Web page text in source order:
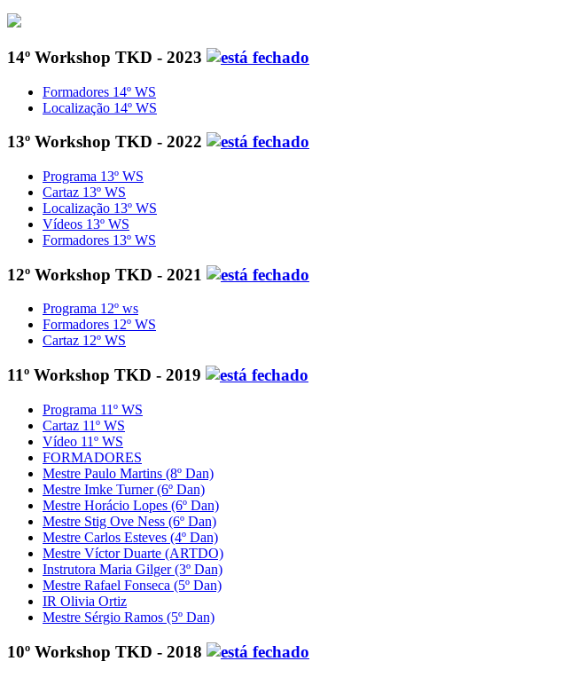
14º Workshop TKD - 2023
Formadores 14º WS
Localização 14º WS
13º Workshop TKD - 2022
Programa 13º WS
Cartaz 13º WS
Localização 13º WS
Vídeos 13º WS
Formadores 13º WS
12º Workshop TKD - 2021
Programa 12º ws
Formadores 12º WS
Cartaz 12º WS
11º Workshop TKD - 2019
Programa 11º WS
Cartaz 11º WS
Vídeo 11º WS
FORMADORES
Mestre Paulo Martins (8º Dan)
Mestre Imke Turner (6º Dan)
Mestre Horácio Lopes (6º Dan)
Mestre Stig Ove Ness (6º Dan)
Mestre Carlos Esteves (4º Dan)
Mestre Víctor Duarte (ARTDO)
Instrutora Maria Gilger (3º Dan)
Mestre Rafael Fonseca (5º Dan)
IR Olivia Ortiz
Mestre Sérgio Ramos (5º Dan)
10º Workshop TKD - 2018